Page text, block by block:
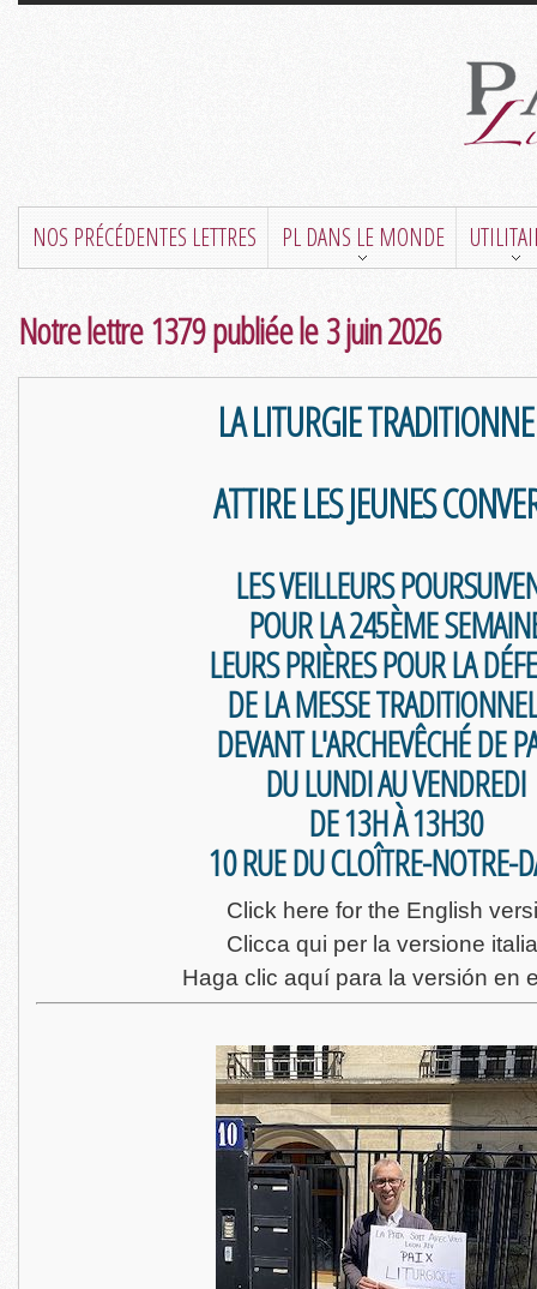
NOS PRÉCÉDENTES LETTRES PL DANS LE MONDE
Notre lettre 1379 publiée le 3 juin 2026
LA LITURGIE
ATTIRE LES JEUNES
LES VEILLEURS
POUR LA 245ÈME
LEURS PRIÈRES POUR LA
DE LA MESSE
DEVANT L'ARCHEVÊCHÉ DE
DU LUNDI AU VENDREDI
DE 13H À 13H30
10 RUE DU CLOÎTRE-NOTRE-
Click here for the English
Clicca qui per la versione
Haga clic aquí para la versión en